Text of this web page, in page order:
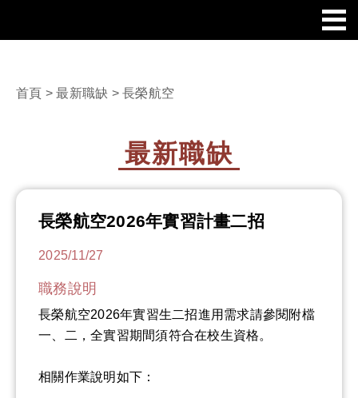
首頁 >最新職缺 > 長榮航空
最新職缺
長榮航空2026年實習計畫二招
2025/11/27
職務說明
長榮航空2026年實習生二招進用需求請參閱附檔
一、二，全實習期間須符合在校生資格。
相關作業說明如下：